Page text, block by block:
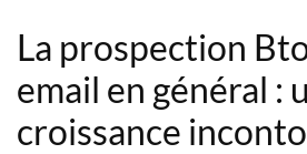
La prospection
email en général :
croissance